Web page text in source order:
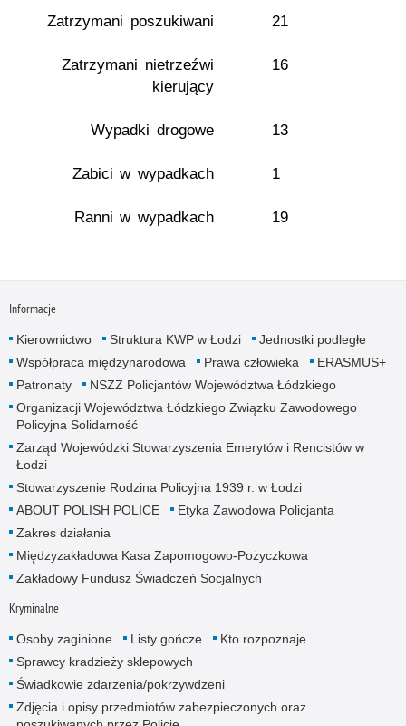
Zatrzymani poszukiwani 21
Zatrzymani nietrzeźwi
kierujący
16
Wypadki drogowe 13
Zabici w wypadkach 1
Ranni w wypadkach 19
Informacje
Kierownictwo Struktura KWP w Łodzi
Jednostki podległe
Współpraca międzynarodowa
Prawa człowieka
ERASMUS+
Patronaty
NSZZ Policjantów Województwa Łódzkiego
Organizacji Województwa Łódzkiego Związku Zawodowego
Policyjna Solidarność
Zarząd Wojewódzki Stowarzyszenia Emerytów i Rencistów w
Łodzi
Stowarzyszenie Rodzina Policyjna 1939 r. w Łodzi
ABOUT POLISH POLICE
Etyka Zawodowa Policjanta
Zakres działania
Międzyzakładowa Kasa Zapomogowo-Pożyczkowa
Zakładowy Fundusz Świadczeń Socjalnych
Kryminalne
Osoby zaginione Listy gończe
Kto rozpoznaje
Sprawcy kradzieży sklepowych
Świadkowie zdarzenia/pokrzywdzeni
Zdjęcia i opisy przedmiotów zabezpieczonych oraz